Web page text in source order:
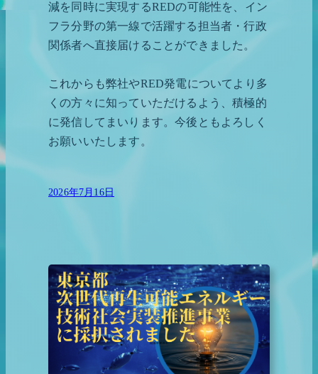
減を同時に実現するREDの可能性を、イン
フラ分野の第一線で活躍する担当者・行政
関係者へ直接届けることができました。
これからも弊社やRED発電についてより多
くの方々に知っていただけるよう、積極的
に発信してまいります。今後ともよろしく
お願いいたします。
2026年7月16日